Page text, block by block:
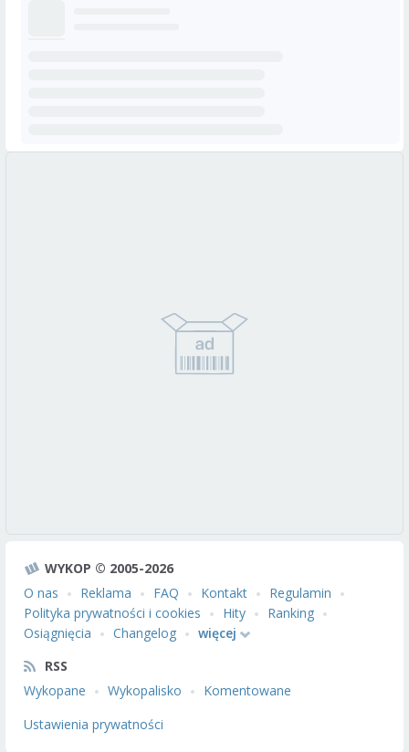
WYKOP © 2005-2026
O nas
Reklama FAQ Kontakt
Regulamin
Polityka prywatności i cookies
Hity
Ranking
Osiągnięcia
Changelog
więcej
RSS
Wykopane
Wykopalisko
Komentowane
Ustawienia prywatności